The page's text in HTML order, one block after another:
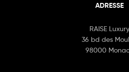
ADRESSE
RAISE Luxury
36 bd des
98000